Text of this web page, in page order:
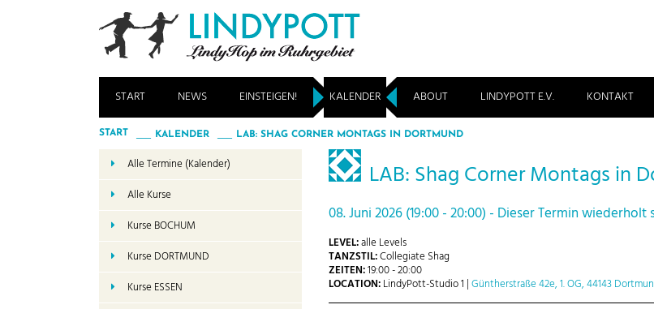
START NEWS EINSTEIGEN! KALENDER ABOUT LINDYPOTT E.V. KONTAKT
START KALENDER LAB: SHAG CORNER MONTAGS IN DORTMUND
LAB: Shag Corner Montags in
08. Juni 2026 (19:00 - 20:00) - Dieser Termin wiederholt
LEVEL:alle Levels
TANZSTIL:Collegiate Shag
ZEITEN:19:00 - 20:00
LOCATION:LindyPott-Studio 1 |Güntherstraße 42e, 1. OG, 44143
Alle Termine (Kalender)
Alle Kurse
Kurse BOCHUM
Kurse DORTMUND
Kurse ESSEN